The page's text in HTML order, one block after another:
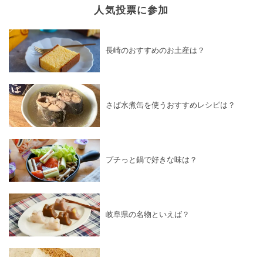
人気投票に参加
長崎のおすすめのお土産は？
さば水煮缶を使うおすすめレシピは？
プチっと鍋で好きな味は？
岐阜県の名物といえば？